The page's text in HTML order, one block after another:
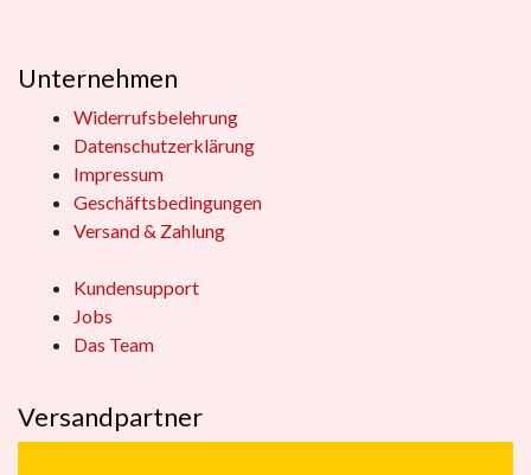
Unternehmen
Widerrufsbelehrung
Datenschutzerklärung
Impressum
Geschäftsbedingungen
Versand & Zahlung
Kundensupport
Jobs
Das Team
Versandpartner